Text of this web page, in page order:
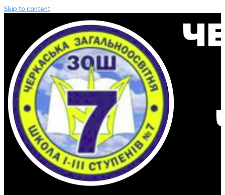
Skip to content